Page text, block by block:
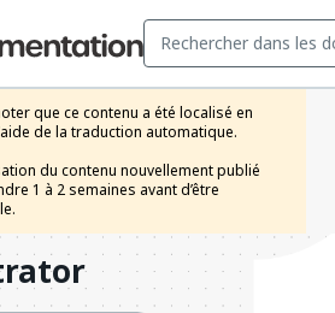
que ce contenu a été localisé en
de la traduction automatique.
du contenu nouvellement publié
1 à 2 semaines avant d’être